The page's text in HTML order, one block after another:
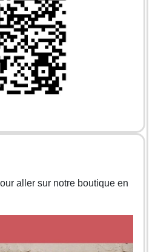
aller sur notre boutique en